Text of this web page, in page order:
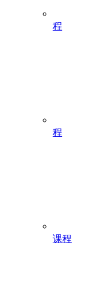
程
程
课程